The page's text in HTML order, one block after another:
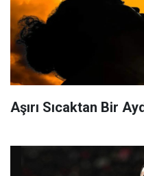
Aşırı Sıcaktan Bir